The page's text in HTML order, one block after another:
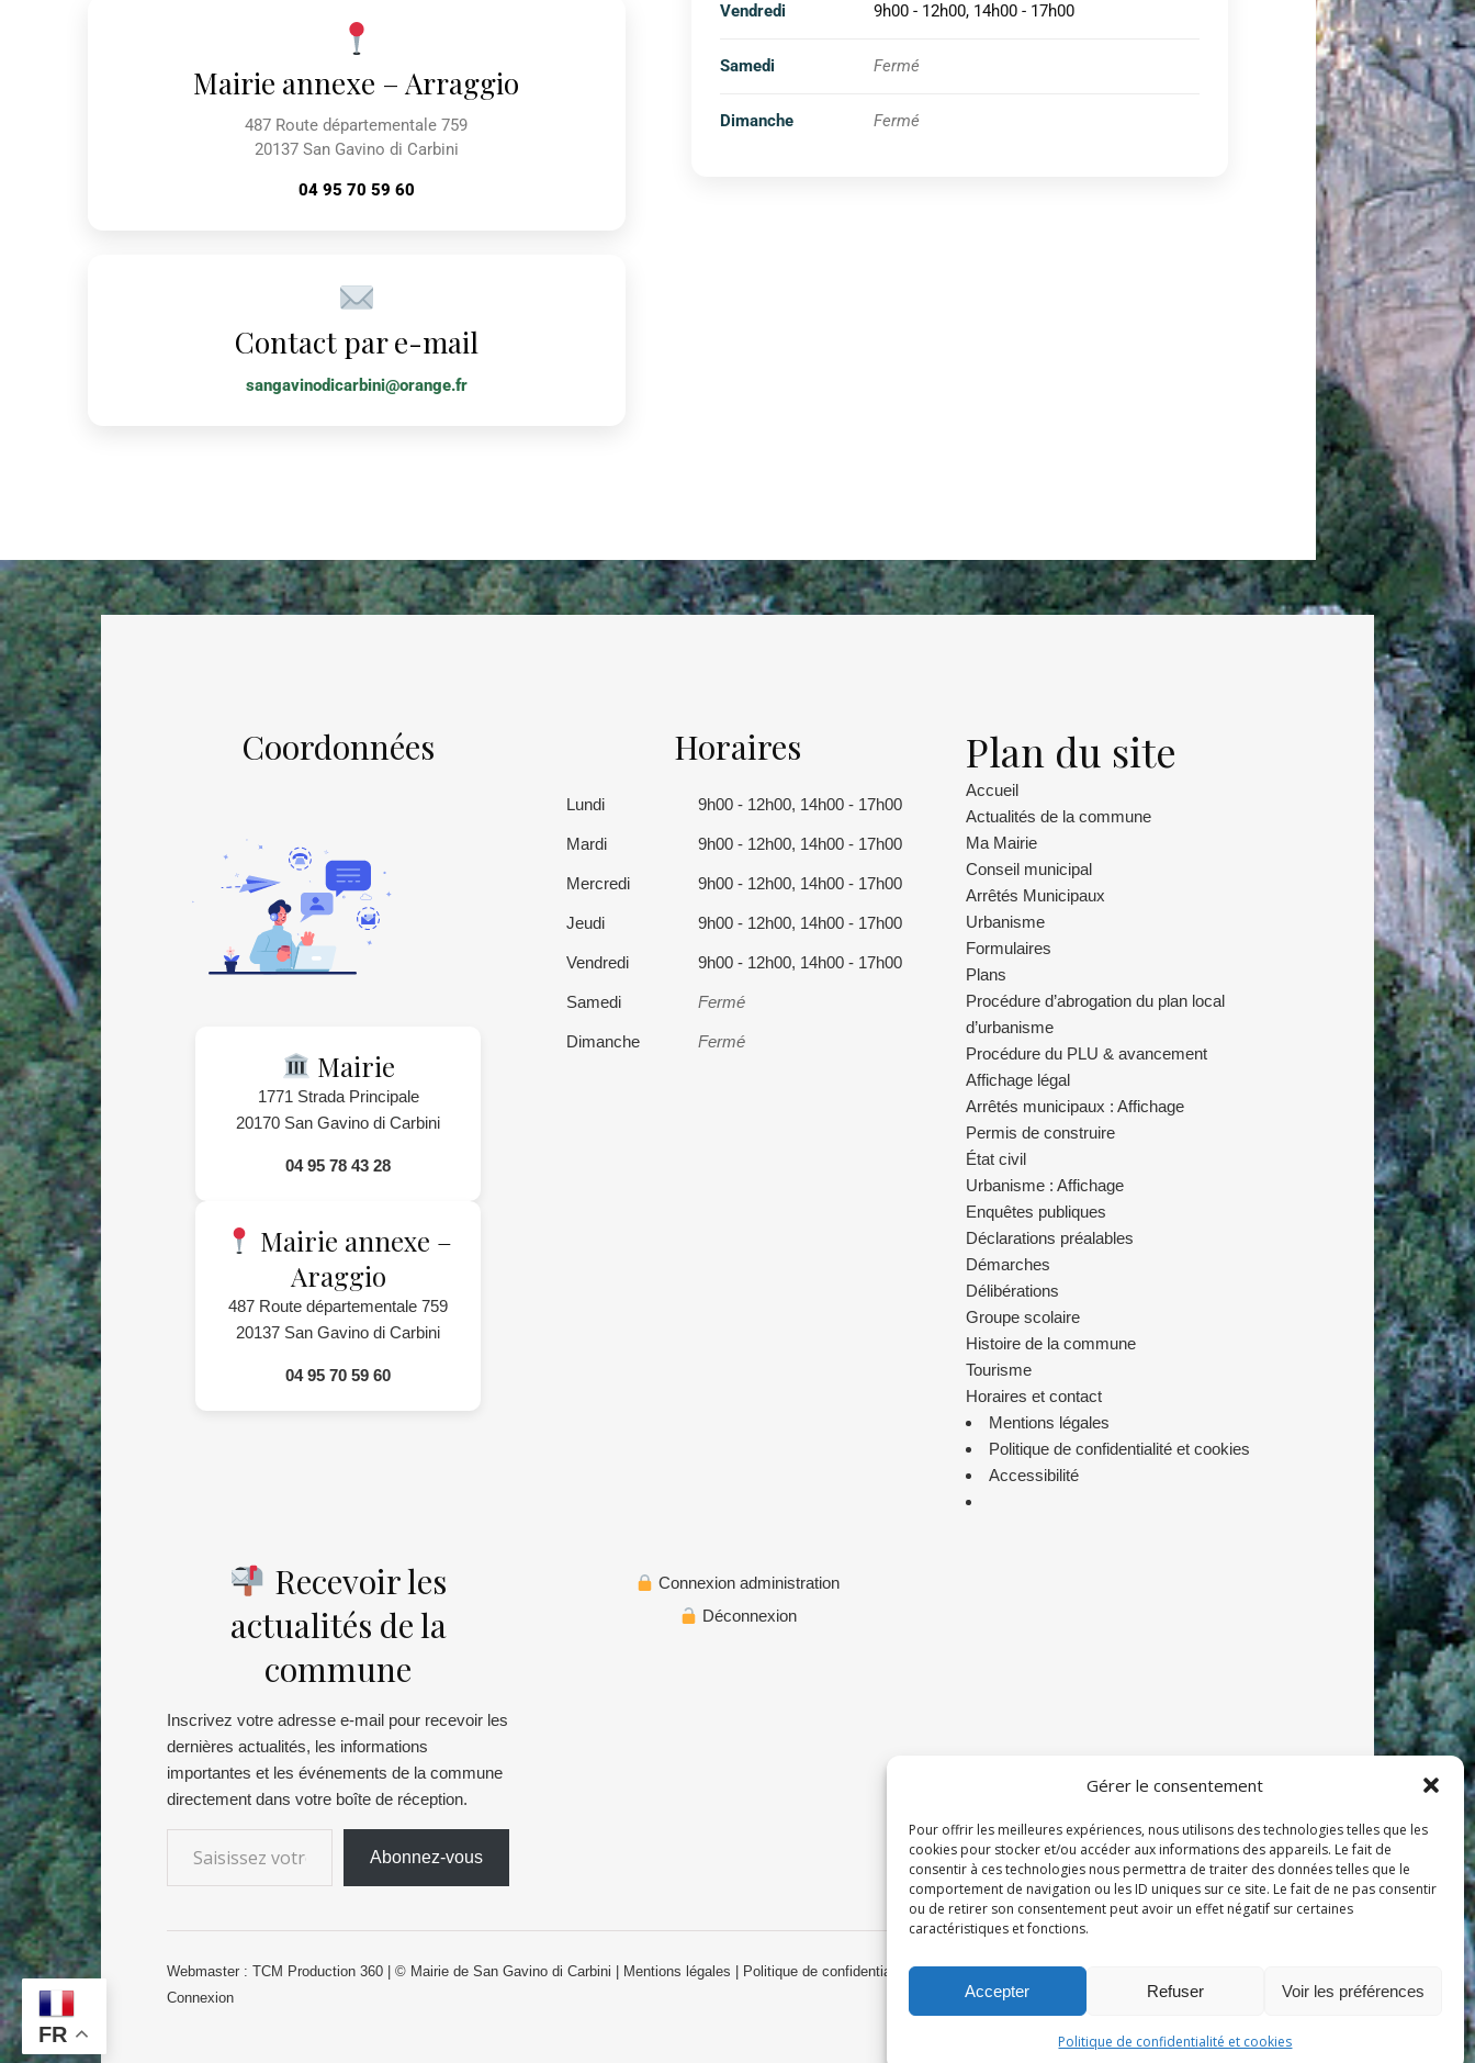
Gérer le consentement
Pour offrir les meilleures expériences, nous utilisons des technologies telles que les
cookies pour stocker et/ou accéder aux informations des appareils. Le fait de
consentir à ces technologies nous permettra de traiter des données telles que le
comportement de navigation ou les ID uniques sur ce site. Le fait de ne pas consentir
ou de retirer son consentement peut avoir un effet négatif sur certaines
caractéristiques et fonctions.
Accepter Refuser Voir les préférences
Politique de confidentialité et cookies
Mairie annexe – Arraggio
487 Route départementale 759
20137 San Gavino di Carbini
04 95 70 59 60
Contact par e-mail
sangavinodicarbini@orange.fr
Vendredi 9h00 - 12h00, 14h00 - 17h00
Samedi Fermé
Dimanche Fermé
Coordonnées
Mairie
1771 Strada Principale
20170 San Gavino di Carbini
04 95 78 43 28
Mairie annexe –
Araggio
487 Route départementale 759
20137 San Gavino di Carbini
04 95 70 59 60
Horaires
Lundi 9h00 - 12h00, 14h00 - 17h00
Mardi 9h00 - 12h00, 14h00 - 17h00
Mercredi 9h00 - 12h00, 14h00 - 17h00
Jeudi 9h00 - 12h00, 14h00 - 17h00
Vendredi 9h00 - 12h00, 14h00 - 17h00
Samedi Fermé
Dimanche Fermé
Plan du site
Accueil
Actualités de la commune
Ma Mairie
Conseil municipal
Arrêtés Municipaux
Urbanisme
Formulaires
Plans
Procédure d’abrogation du plan local
d’urbanisme
Procédure du PLU & avancement
Affichage légal
Arrêtés municipaux : Affichage
Permis de construire
État civil
Urbanisme : Affichage
Enquêtes publiques
Déclarations préalables
Démarches
Délibérations
Groupe scolaire
Histoire de la commune
Tourisme
Horaires et contact
Mentions légales
Politique de confidentialité et cookies
Accessibilité
Recevoir les
actualités de la
commune
Inscrivez votre adresse e-mail pour recevoir les
dernières actualités, les informations
importantes et les événements de la commune
directement dans votre boîte de réception.
Abonnez-vous
Connexion administration
Déconnexion
Webmaster : TCM Production 360 | © Mairie de San Gavino di Carbini | Mentions légales Politique de confidentialité|Accessibilité| Accessibilité : partiellement conforme |
Connexion
FR